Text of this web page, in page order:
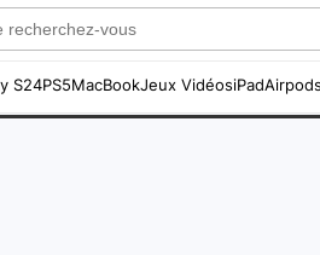
S24PS5MacBookJeux VidéosiPadAirpods